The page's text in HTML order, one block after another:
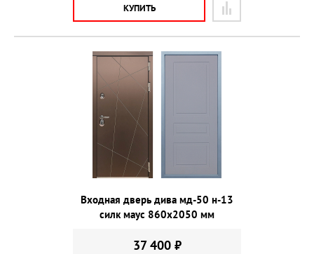
КУПИТЬ
Входная дверь дива мд-50 н-13
силк маус 860х2050 мм
37 400 ₽